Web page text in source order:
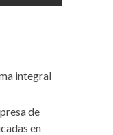
integral
de
en